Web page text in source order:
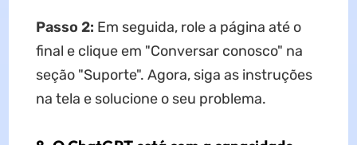
Passo 2: Em seguida, role a página até o
final e clique em "Conversar conosco" na
seção "Suporte". Agora, siga as instruções
na tela e solucione o seu problema.